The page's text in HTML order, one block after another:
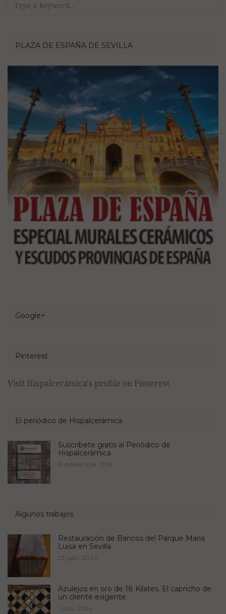
PLAZA DE ESPAÑA DE SEVILLA
Google+
Pinterest
Visit Hispalcerámica's profile on Pinterest.
El periódico de Hispalcerámica
Suscríbete gratis al Periódico de
Hispalcerámica
8 septiembre, 2015
Algunos trabajos
Restauración de Bancos del Parque María
Luisa en Sevilla
23 julio, 2024
Azulejos en oro de 18 Kilates. El capricho de
un cliente exigente
1 julio, 2024